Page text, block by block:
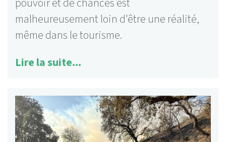
malheureusement loin d'être une réalité,
même dans le tourisme.
Lire la suite...